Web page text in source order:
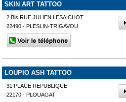
SKIN ART TATTOO
2 Bis RUE JULIEN LESAICHOT
22490 - PLESLIN-TRIGAVOU
LOUPIO ASH TATTOO
31 PLACE REPUBLIQUE
22170 - PLOUAGAT